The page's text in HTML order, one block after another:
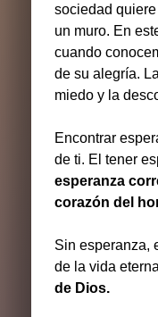
sociedad
un muro. En
cuando
de su alegría.
miedo y la
Encontrar
de ti. El tener
esperanza
corazón del
Sin esperanza,
de la vida eterna
de Dios.